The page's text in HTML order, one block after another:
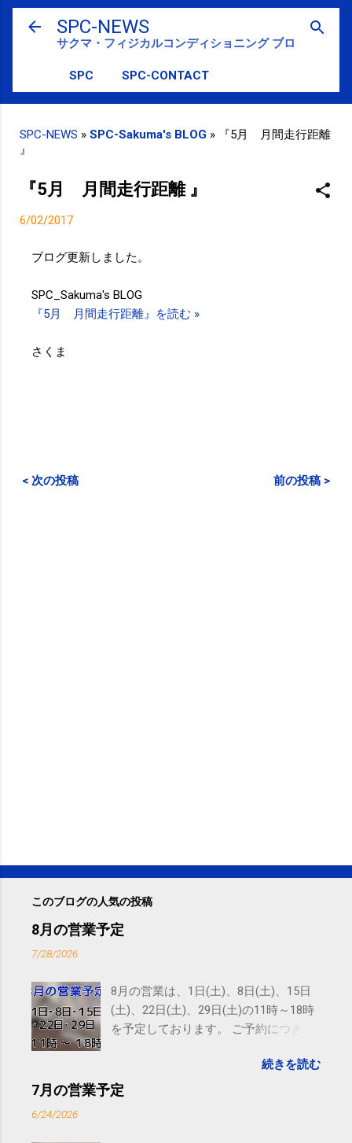
スキップしてメイン コンテンツに移動
SPC-NEWS
サクマ・フィジカルコンディショニング ブログ
SPC SPC-CONTACT
SPC-NEWS » SPC-Sakuma's BLOG »
『5月 月間走行距離
』
『5月 月間走行距離 』
6/02/2017
ブログ更新しました。
SPC_Sakuma's BLOG
『5月 月間走行距離』を読む »
さくま
< 次の投稿 前の投稿 >
このブログの人気の投稿
8月の営業予定
7/28/2026
8月の営業は、1日(土)、8日(土)、15日
(土)、22日(土)、29日(土)の11時～18時
を予定しております。 ご予約につきま
す。 電話に出られないことがあります
ので、ご予約、お問い合わせは
続きを読む
7月の営業予定
6/24/2026